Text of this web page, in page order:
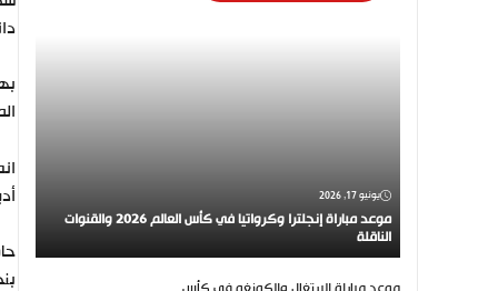
يونيو 17, 2026
موعد مباراة إنجلترا وكرواتيا في كأس العالم 2026 والقنوات
الناقلة